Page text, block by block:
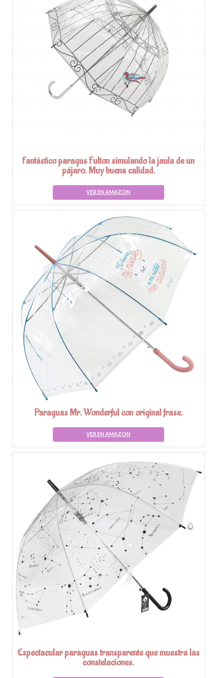
Fantástico paragus Fulton simulando la jaula de un
pájaro. Muy buena calidad.
VER EN AMAZON
Paraguas Mr. Wonderful con original frase.
VER EN AMAZON
Espectacular paraguas transparente que muestra las
constelaciones.